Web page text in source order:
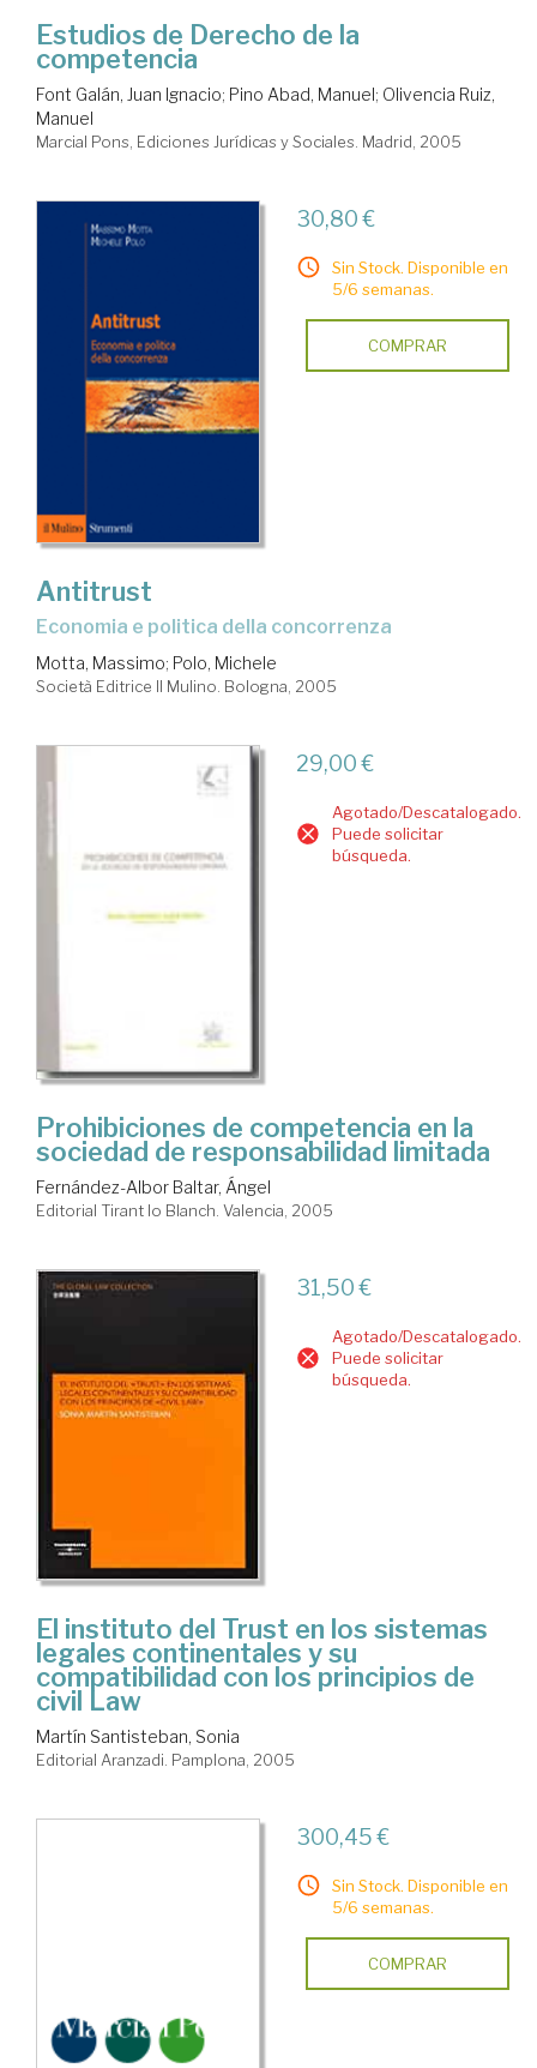
Estudios de Derecho de la
competencia
Font Galán, Juan Ignacio; Pino Abad, Manuel; Olivencia Ruiz,
Manuel
Marcial Pons, Ediciones Jurídicas y Sociales. Madrid, 2005
30,80 €
Sin Stock. Disponible en
5/6 semanas.
COMPRAR
Antitrust
economia e politica della concorrenza
Motta, Massimo; Polo, Michele
Società Editrice Il Mulino. Bologna, 2005
29,00 €
Agotado/Descatalogado.
Puede solicitar
búsqueda.
Prohibiciones de competencia en la
sociedad de responsabilidad limitada
Fernández-Albor Baltar, Ángel
Editorial Tirant lo Blanch. Valencia, 2005
31,50 €
Agotado/Descatalogado.
Puede solicitar
búsqueda.
El instituto del Trust en los sistemas
legales continentales y su
compatibilidad con los principios de
civil Law
Martín Santisteban, Sonia
Editorial Aranzadi. Pamplona, 2005
300,45 €
Sin Stock. Disponible en
5/6 semanas.
COMPRAR